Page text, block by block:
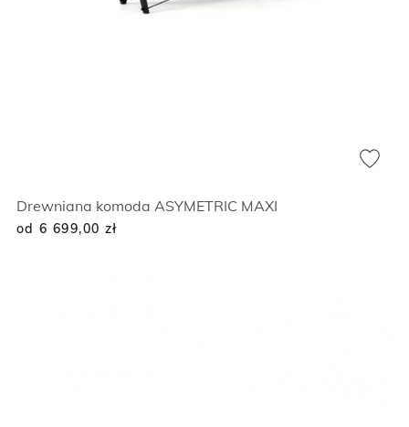
Drewniana komoda ASYMETRIC MAXI
od 6 699,00 zł